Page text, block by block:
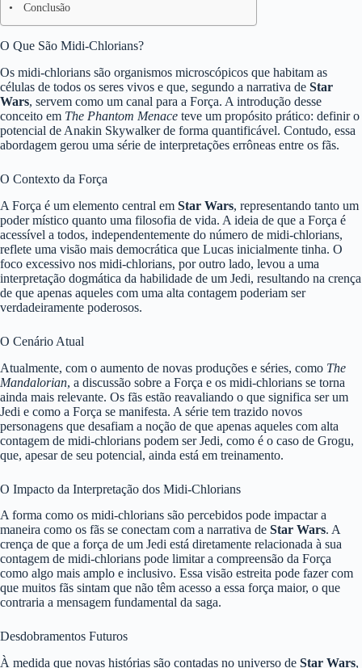
Conclusão
O Que São Midi-Chlorians?
Os midi-chlorians são organismos microscópicos que habitam as
células de todos os seres vivos e que, segundo a narrativa de Star
Wars, servem como um canal para a Força. A introdução desse
conceito em The Phantom Menace teve um propósito prático: definir o
potencial de Anakin Skywalker de forma quantificável. Contudo, essa
abordagem gerou uma série de interpretações errôneas entre os fãs.
O Contexto da Força
A Força é um elemento central em Star Wars, representando tanto um
poder místico quanto uma filosofia de vida. A ideia de que a Força é
acessível a todos, independentemente do número de midi-chlorians,
reflete uma visão mais democrática que Lucas inicialmente tinha. O
foco excessivo nos midi-chlorians, por outro lado, levou a uma
interpretação dogmática da habilidade de um Jedi, resultando na crença
de que apenas aqueles com uma alta contagem poderiam ser
verdadeiramente poderosos.
O Cenário Atual
Atualmente, com o aumento de novas produções e séries, como The
Mandalorian, a discussão sobre a Força e os midi-chlorians se torna
ainda mais relevante. Os fãs estão reavaliando o que significa ser um
Jedi e como a Força se manifesta. A série tem trazido novos
personagens que desafiam a noção de que apenas aqueles com alta
contagem de midi-chlorians podem ser Jedi, como é o caso de Grogu,
que, apesar de seu potencial, ainda está em treinamento.
O Impacto da Interpretação dos Midi-Chlorians
A forma como os midi-chlorians são percebidos pode impactar a
maneira como os fãs se conectam com a narrativa de Star Wars. A
crença de que a força de um Jedi está diretamente relacionada à sua
contagem de midi-chlorians pode limitar a compreensão da Força
como algo mais amplo e inclusivo. Essa visão estreita pode fazer com
que muitos fãs sintam que não têm acesso a essa força maior, o que
contraria a mensagem fundamental da saga.
Desdobramentos Futuros
À medida que novas histórias são contadas no universo de Star Wars,